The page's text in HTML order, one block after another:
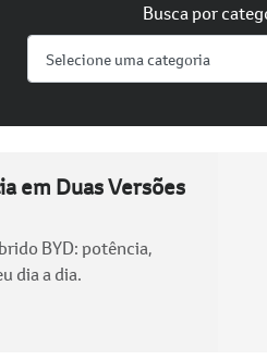
Busca por
em Duas Versões
BYD: potência,
dia a dia.